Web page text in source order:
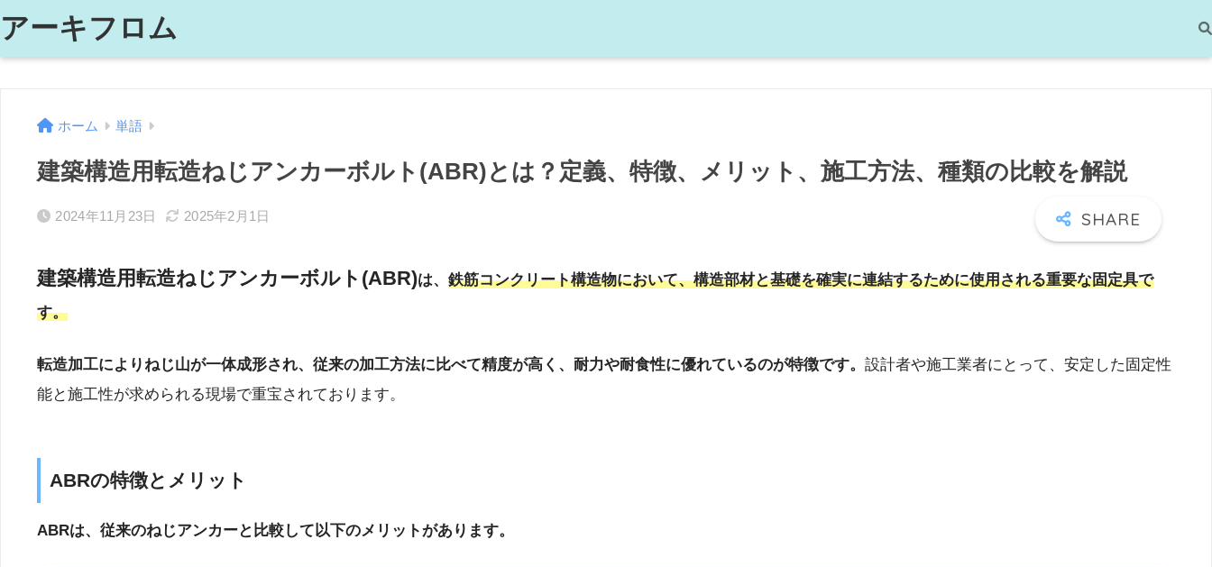
アーキフロム
ホーム 単語
建築構造用転造ねじアンカーボルト(ABR)とは？定義、特徴、メリット、施工方法、種類の比較を解説
2024年11月23日 2025年2月1日
建築構造用転造ねじアンカーボルト(ABR)は、 鉄筋コンクリート構造物において、構造部材と基礎を確実に連結するために使用される重要な固定具で
す。
転造加工によりねじ山が一体成形され、従来の加工方法に比べて精度が高く、耐力や耐食性に優れているのが特徴です。 設計者や施工業者にとって、安定した固定性
能と施工性が求められる現場で重宝されております。
ABRの特徴とメリット
ABRは、従来のねじアンカーと比較して以下のメリットがあります。